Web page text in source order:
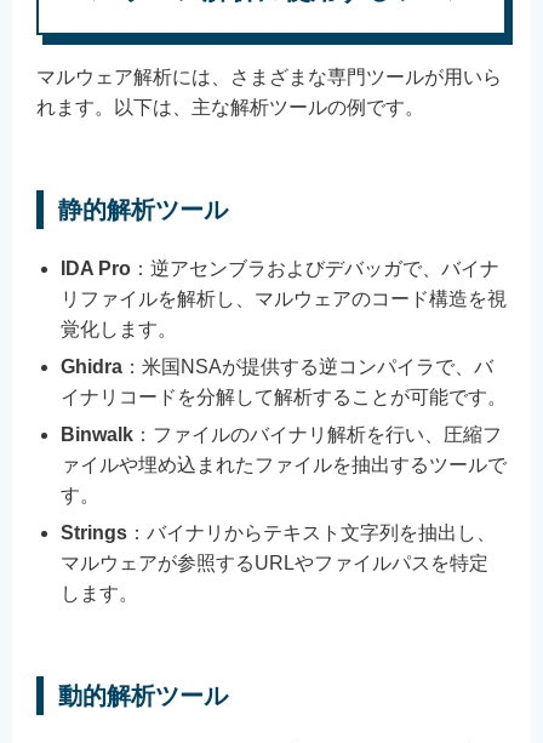
マルウェア解析には、さまざまな専門ツールが用いら
れます。以下は、主な解析ツールの例です。
静的解析ツール
IDA Pro ：逆アセンブラおよびデバッガで、バイナ
リファイルを解析し、マルウェアのコード構造を視
覚化します。
Ghidra ：米国NSAが提供する逆コンパイラで、バ
イナリコードを分解して解析することが可能です。
Binwalk ：ファイルのバイナリ解析を行い、圧縮フ
ァイルや埋め込まれたファイルを抽出するツールで
す。
Strings ：バイナリからテキスト文字列を抽出し、
マルウェアが参照するURLやファイルパスを特定
します。
動的解析ツール